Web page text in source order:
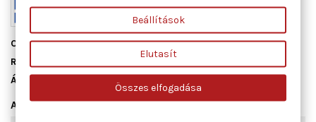
Cikkszám11072100
Raktáron
Állapot
Adatlap
Beállítások
Elutasít
Összes elfogadása